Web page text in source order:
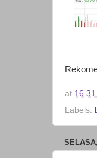
at
Labels: